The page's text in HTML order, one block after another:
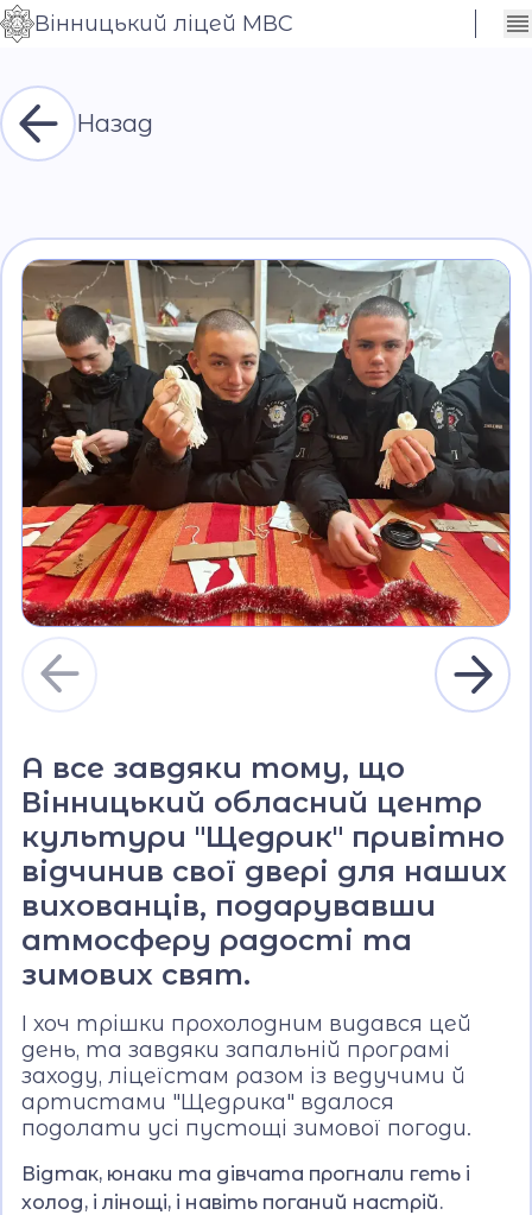
Контраст
Шрифт
Вінницький ліцей МВС
Назад
А все завдяки тому, що
Вінницький обласний центр
культури "Щедрик" привітно
відчинив свої двері для наших
вихованців, подарувавши
атмосферу радості та
зимових свят.
І хоч трішки прохолодним видався цей
день, та завдяки запальній програмі
заходу, ліцеїстам разом із ведучими й
артистами "Щедрика" вдалося
подолати усі пустощі зимової погоди.
Відтак, юнаки та дівчата прогнали геть і
холод, і лінощі, і навіть поганий настрій.